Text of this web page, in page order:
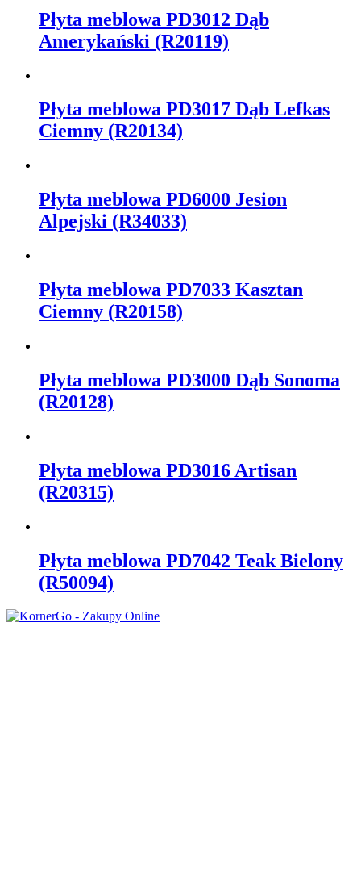
Płyta meblowa PD3012 Dąb
Amerykański (R20119)
Płyta meblowa PD3017 Dąb Lefkas
Ciemny (R20134)
Płyta meblowa PD6000 Jesion
Alpejski (R34033)
Płyta meblowa PD7033 Kasztan
Ciemny (R20158)
Płyta meblowa PD3000 Dąb Sonoma
(R20128)
Płyta meblowa PD3016 Artisan
(R20315)
Płyta meblowa PD7042 Teak Bielony
(R50094)